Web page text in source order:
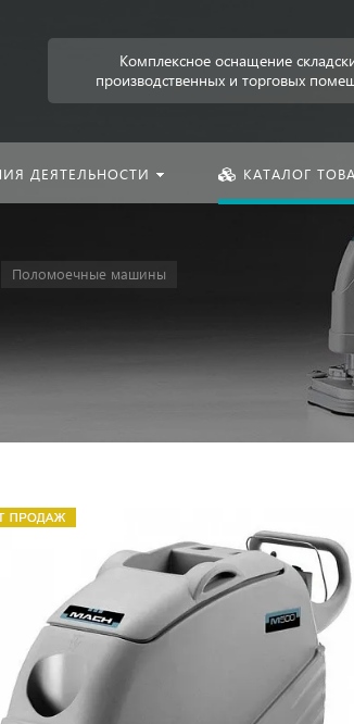
Комплексное оснащение
производственных и торговых
ДЕЯТЕЛЬНОСТИ КАТАЛОГ
Поломоечные машины